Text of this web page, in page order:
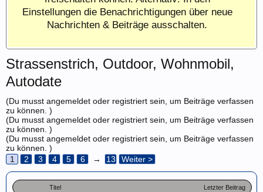
Einstellungen die Benachrichtigungen über neue
Nachrichten & Beiträge ausschalten.
Strassenstrich, Outdoor, Wohnmobil,
Autodate
(Du musst angemeldet oder registriert sein, um Beiträge verfassen
zu können. )
(Du musst angemeldet oder registriert sein, um Beiträge verfassen
zu können. )
(Du musst angemeldet oder registriert sein, um Beiträge verfassen
zu können. )
1
2 3 4 5 6 → 13 Weiter >
Titel Letzter Beitrag